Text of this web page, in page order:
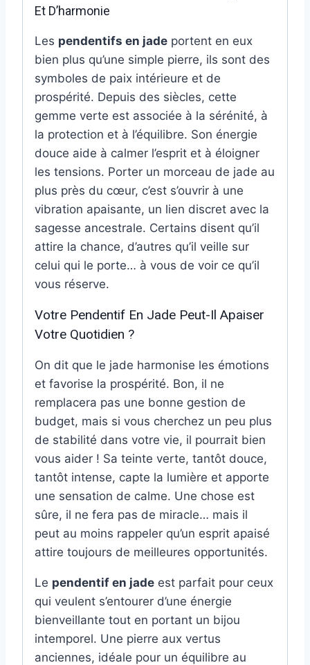
Et D’harmonie
Les pendentifs en jade portent en eux
bien plus qu’une simple pierre, ils sont des
symboles de paix intérieure et de
prospérité. Depuis des siècles, cette
gemme verte est associée à la sérénité, à
la protection et à l’équilibre. Son énergie
douce aide à calmer l’esprit et à éloigner
les tensions. Porter un morceau de jade au
plus près du cœur, c’est s’ouvrir à une
vibration apaisante, un lien discret avec la
sagesse ancestrale. Certains disent qu’il
attire la chance, d’autres qu’il veille sur
celui qui le porte… à vous de voir ce qu’il
vous réserve.
Votre Pendentif En Jade Peut-Il Apaiser
Votre Quotidien ?
On dit que le jade harmonise les émotions
et favorise la prospérité. Bon, il ne
remplacera pas une bonne gestion de
budget, mais si vous cherchez un peu plus
de stabilité dans votre vie, il pourrait bien
vous aider ! Sa teinte verte, tantôt douce,
tantôt intense, capte la lumière et apporte
une sensation de calme. Une chose est
sûre, il ne fera pas de miracle… mais il
peut au moins rappeler qu’un esprit apaisé
attire toujours de meilleures opportunités.
Le pendentif en jade est parfait pour ceux
qui veulent s’entourer d’une énergie
bienveillante tout en portant un bijou
intemporel. Une pierre aux vertus
anciennes, idéale pour un équilibre au